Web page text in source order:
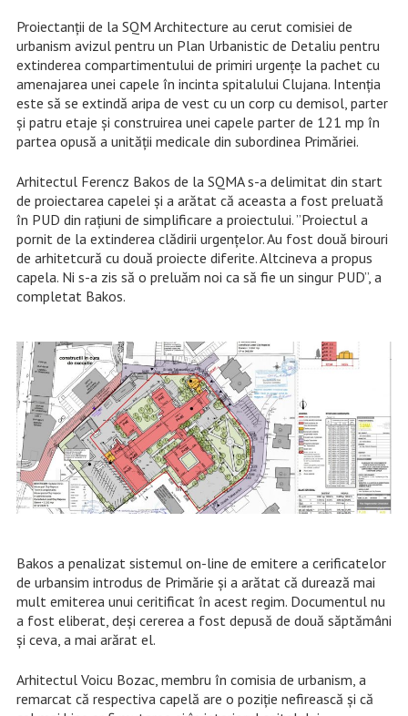
Proiectanții de la SQM Architecture au cerut comisiei de
urbanism avizul pentru un Plan Urbanistic de Detaliu pentru
extinderea compartimentului de primiri urgențe la pachet cu
amenajarea unei capele în incinta spitalului Clujana. Intenția
este să se extindă aripa de vest cu un corp cu demisol, parter
și patru etaje și construirea unei capele parter de 121 mp în
partea opusă a unității medicale din subordinea Primăriei.
Arhitectul Ferencz Bakos de la SQMA s-a delimitat din start
de proiectarea capelei și a arătat că aceasta a fost preluată
în PUD din rațiuni de simplificare a proiectului. ”Proiectul a
pornit de la extinderea clădirii urgențelor. Au fost două birouri
de arhitetcură cu două proiecte diferite. Altcineva a propus
capela. Ni s-a zis să o preluăm noi ca să fie un singur PUD”, a
completat Bakos.
Bakos a penalizat sistemul on-line de emitere a cerificatelor
de urbansim introdus de Primărie și a arătat că durează mai
mult emiterea unui ceritificat în acest regim. Documentul nu
a fost eliberat, deși cererea a fost depusă de două săptămâni
și ceva, a mai arărat el.
Arhitectul Voicu Bozac, membru în comisia de urbanism, a
remarcat că respectiva capelă are o poziție nefirească și că